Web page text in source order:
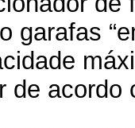
garafas
de acordo